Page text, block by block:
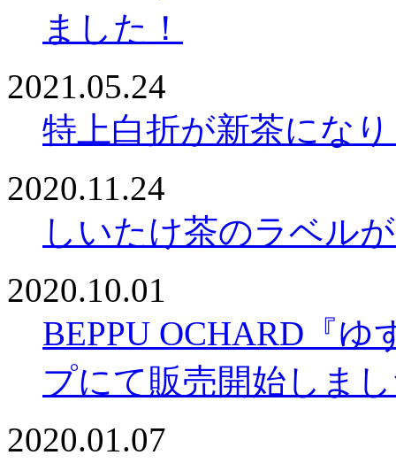
ました！
2021.05.24
特上白折が新茶にな
2020.11.24
しいたけ茶のラベル
2020.10.01
BEPPU OCHARD『
プにて販売開始しま
2020.01.07